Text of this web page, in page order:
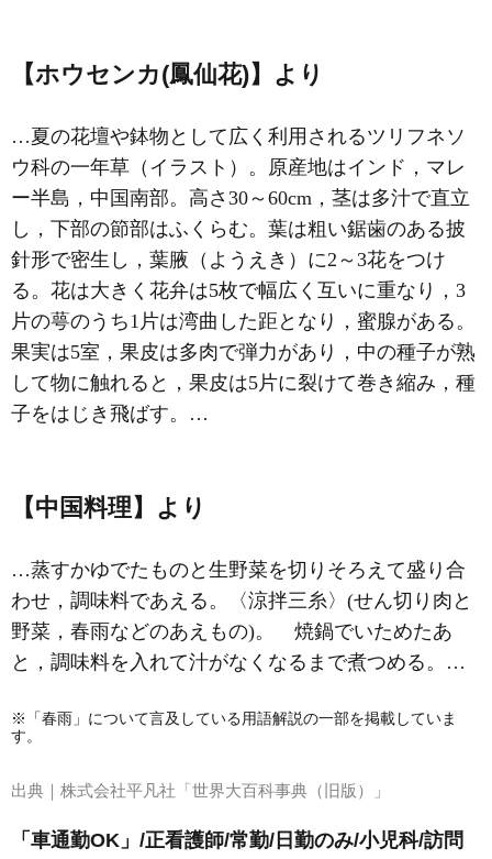
【ホウセンカ(鳳仙花)】より
…夏の花壇や鉢物として広く利用されるツリフネソ
ウ科の一年草（イラスト）。原産地はインド，マレ
ー半島，中国南部。高さ30～60cm，茎は多汁で直立
し，下部の節部はふくらむ。葉は粗い鋸歯のある披
針形で密生し，葉腋（ようえき）に2～3花をつけ
る。花は大きく花弁は5枚で幅広く互いに重なり，3
片の萼のうち1片は湾曲した距となり，蜜腺がある。
果実は5室，果皮は多肉で弾力があり，中の種子が熟
して物に触れると，果皮は5片に裂けて巻き縮み，種
子をはじき飛ばす。…
【中国料理】より
…蒸すかゆでたものと生野菜を切りそろえて盛り合
わせ，調味料であえる。〈涼拌三糸〉(せん切り肉と
野菜，春雨などのあえもの)。 焼鍋でいためたあ
と，調味料を入れて汁がなくなるまで煮つめる。…
※「春雨」について言及している用語解説の一部を掲載していま
す。
出典｜ 株式会社平凡社「世界大百科事典（旧版）」
「車通勤OK」/正看護師/常勤/日勤のみ/小児科/訪問